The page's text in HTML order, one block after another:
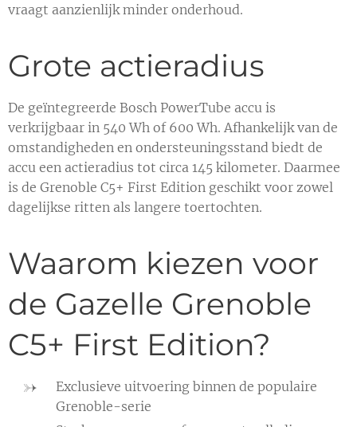
vraagt aanzienlijk minder onderhoud.
Grote actieradius
De geïntegreerde Bosch PowerTube accu is
verkrijgbaar in 540 Wh of 600 Wh. Afhankelijk van de
omstandigheden en ondersteuningsstand biedt de
accu een actieradius tot circa 145 kilometer. Daarmee
is de Grenoble C5+ First Edition geschikt voor zowel
dagelijkse ritten als langere toertochten.
Waarom kiezen voor
de Gazelle Grenoble
C5+ First Edition?
Exclusieve uitvoering binnen de populaire
Grenoble-serie